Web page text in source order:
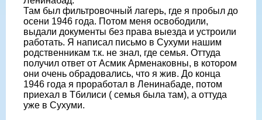
Там был фильтровочный лагерь, где я пробыл до
осени 1946 года. Потом меня освободили,
выдали документы без права выезда и устроили
работать. Я написал письмо в Сухуми нашим
родственникам т.к. не знал, где семья. Оттуда
получил ответ от Асмик Арменаковны, в котором
они очень обрадовались, что я жив. До конца
1946 года я проработал в Ленинабаде, потом
приехал в Тбилиси ( семья была там), а оттуда
уже в Сухуми.